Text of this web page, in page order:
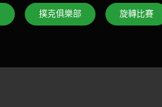
撲克俱樂部 旋轉比賽